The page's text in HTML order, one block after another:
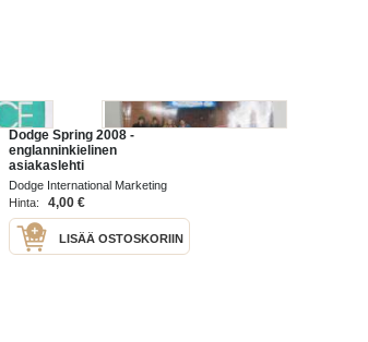
Dodge Spring 2008 -
englanninkielinen
asiakaslehti
Dodge International Marketing
2008
Hinta: 4,00 €
LISÄÄ OSTOSKORIIN